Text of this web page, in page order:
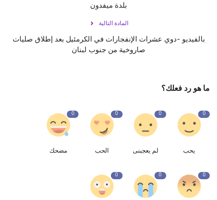
بلدة ميفدون
المادة التالية
بالفيديو -دوي عشرات الإنفجارات في ‎الكرمئيل بعد إطلاق صليات
صاروخية من ‎جنوب لبنان
ما هو رد فعلك؟
0
يحب
0
لم يعجبنى
0
الحب
0
مضحك
0
0
0